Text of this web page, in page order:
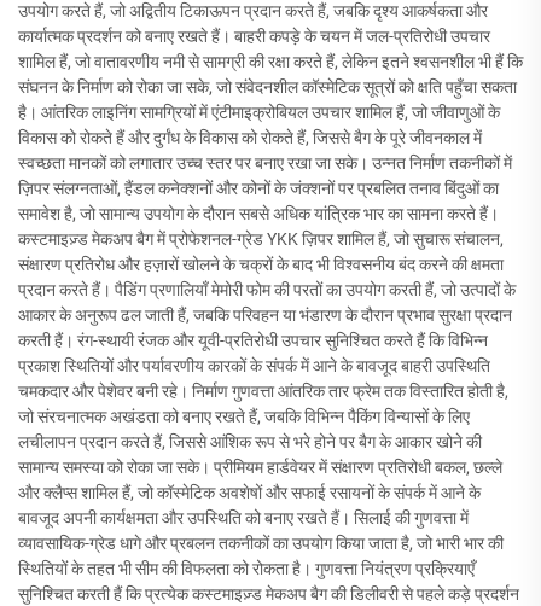
उपयोग करते हैं, जो अद्वितीय टिकाऊपन प्रदान करते हैं, जबकि दृश्य आकर्षकता और
कार्यात्मक प्रदर्शन को बनाए रखते हैं। बाहरी कपड़े के चयन में जल-प्रतिरोधी उपचार
शामिल हैं, जो वातावरणीय नमी से सामग्री की रक्षा करते हैं, लेकिन इतने श्वसनशील भी हैं कि
संघनन के निर्माण को रोका जा सके, जो संवेदनशील कॉस्मेटिक सूत्रों को क्षति पहुँचा सकता
है। आंतरिक लाइनिंग सामग्रियों में एंटीमाइक्रोबियल उपचार शामिल हैं, जो जीवाणुओं के
विकास को रोकते हैं और दुर्गंध के विकास को रोकते हैं, जिससे बैग के पूरे जीवनकाल में
स्वच्छता मानकों को लगातार उच्च स्तर पर बनाए रखा जा सके। उन्नत निर्माण तकनीकों में
ज़िपर संलग्नताओं, हैंडल कनेक्शनों और कोनों के जंक्शनों पर प्रबलित तनाव बिंदुओं का
समावेश है, जो सामान्य उपयोग के दौरान सबसे अधिक यांत्रिक भार का सामना करते हैं।
कस्टमाइज़्ड मेकअप बैग में प्रोफेशनल-ग्रेड YKK ज़िपर शामिल हैं, जो सुचारू संचालन,
संक्षारण प्रतिरोध और हज़ारों खोलने के चक्रों के बाद भी विश्वसनीय बंद करने की क्षमता
प्रदान करते हैं। पैडिंग प्रणालियाँ मेमोरी फोम की परतों का उपयोग करती हैं, जो उत्पादों के
आकार के अनुरूप ढल जाती हैं, जबकि परिवहन या भंडारण के दौरान प्रभाव सुरक्षा प्रदान
करती हैं। रंग-स्थायी रंजक और यूवी-प्रतिरोधी उपचार सुनिश्चित करते हैं कि विभिन्न
प्रकाश स्थितियों और पर्यावरणीय कारकों के संपर्क में आने के बावजूद बाहरी उपस्थिति
चमकदार और पेशेवर बनी रहे। निर्माण गुणवत्ता आंतरिक तार फ्रेम तक विस्तारित होती है,
जो संरचनात्मक अखंडता को बनाए रखते हैं, जबकि विभिन्न पैकिंग विन्यासों के लिए
लचीलापन प्रदान करते हैं, जिससे आंशिक रूप से भरे होने पर बैग के आकार खोने की
सामान्य समस्या को रोका जा सके। प्रीमियम हार्डवेयर में संक्षारण प्रतिरोधी बकल, छल्ले
और क्लैप्स शामिल हैं, जो कॉस्मेटिक अवशेषों और सफाई रसायनों के संपर्क में आने के
बावजूद अपनी कार्यक्षमता और उपस्थिति को बनाए रखते हैं। सिलाई की गुणवत्ता में
व्यावसायिक-ग्रेड धागे और प्रबलन तकनीकों का उपयोग किया जाता है, जो भारी भार की
स्थितियों के तहत भी सीम की विफलता को रोकता है। गुणवत्ता नियंत्रण प्रक्रियाएँ
सुनिश्चित करती हैं कि प्रत्येक कस्टमाइज़्ड मेकअप बैग की डिलीवरी से पहले कड़े प्रदर्शन